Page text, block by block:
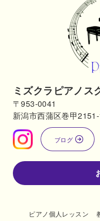
ミズクラピアノス
〒953-0041
新潟市西蒲区巻甲2151-
ブログ
ピアノ個人レッスン